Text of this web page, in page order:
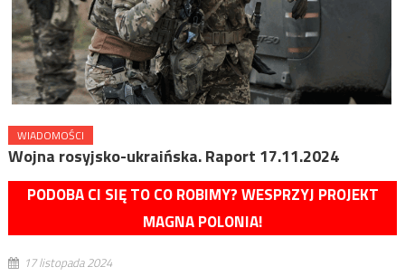
WIADOMOŚCI
Wojna rosyjsko-ukraińska. Raport 17.11.2024
PODOBA CI SIĘ TO CO ROBIMY? WESPRZYJ PROJEKT
MAGNA POLONIA!
17 listopada 2024